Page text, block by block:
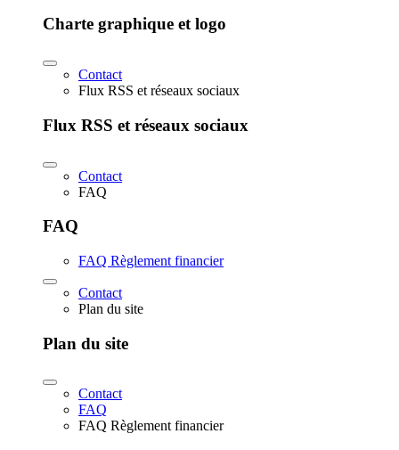
Charte graphique et logo
Contact
Flux RSS et réseaux sociaux
Flux RSS et réseaux sociaux
Contact
FAQ
FAQ
FAQ Règlement financier
Contact
Plan du site
Plan du site
Contact
FAQ
FAQ Règlement financier